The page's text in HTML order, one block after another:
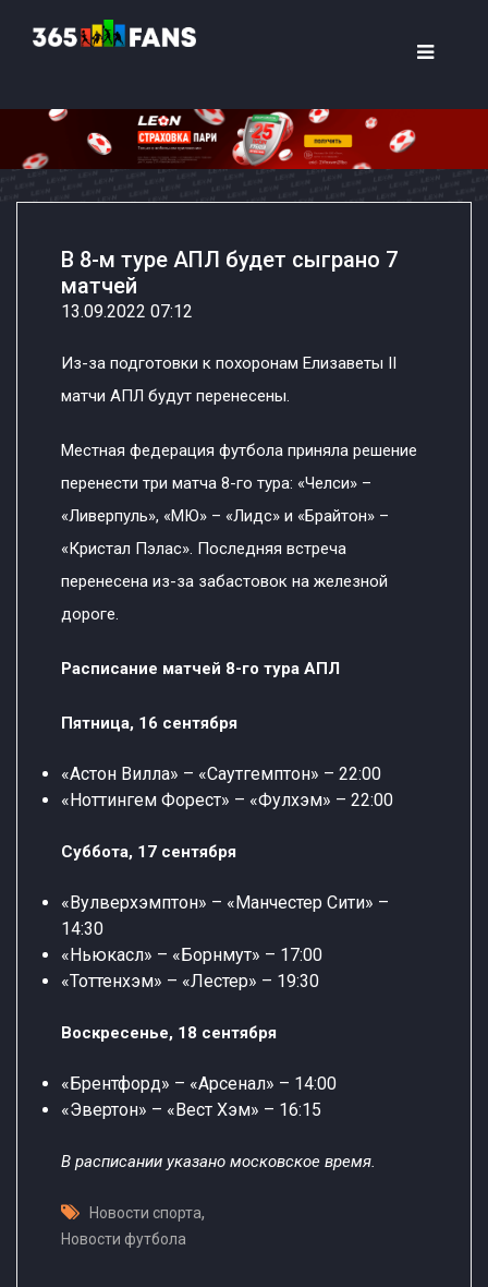
В 8-м туре АПЛ будет сыграно 7
матчей
13.09.2022 07:12
Из-за подготовки к похоронам Елизаветы II
матчи АПЛ будут перенесены.
Местная федерация футбола приняла решение
перенести три матча 8-го тура: «Челси» –
«Ливерпуль», «МЮ» – «Лидс» и «Брайтон» –
«Кристал Пэлас». Последняя встреча
перенесена из-за забастовок на железной
дороге.
Расписание матчей 8-го тура АПЛ
Пятница, 16 сентября
«Астон Вилла» – «Саутгемптон» – 22:00
«Ноттингем Форест» – «Фулхэм» – 22:00
Суббота, 17 сентября
«Вулверхэмптон» – «Манчестер Сити» –
14:30
«Ньюкасл» – «Борнмут» – 17:00
«Тоттенхэм» – «Лестер» – 19:30
Воскресенье, 18 сентября
«Брентфорд» – «Арсенал» – 14:00
«Эвертон» – «Вест Хэм» – 16:15
В расписании указано московское время.
Новости спорта,
Новости футбола